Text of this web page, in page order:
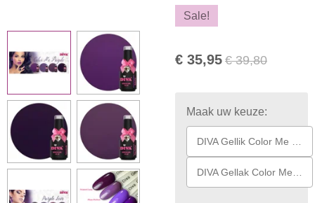
Sale!
€ 35,95 € 39,80
Maak uw keuze:
DIVA Gellik Color Me Purple Collection
DIVA Gellak Color Me Purple Collection + Diamondline Purple Love Collection ( +9,95 )